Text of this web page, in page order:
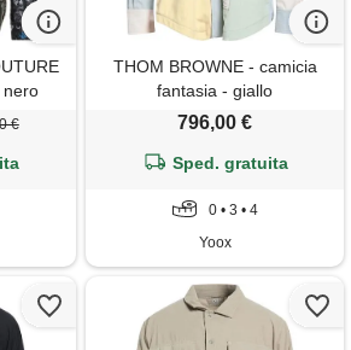
nero
€
THOM BROWNE - camicia
fantasia - giallo
796,00 €
Sped. gratuita
0 • 3 • 4
Yoox